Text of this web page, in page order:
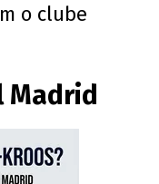
o clube
Madrid